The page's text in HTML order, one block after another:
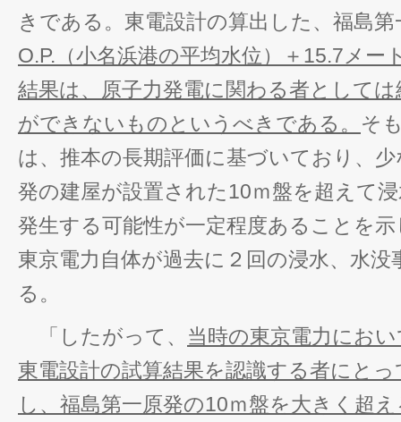
きである。東電設計の算出した、福島第
O.P.（小名浜港の平均水位）＋15.7メー
結果は、原子力発電に関わる者として
ができないものというべきである。 そ
は、推本の長期評価に基づいており、
発の建屋が設置された10ｍ盤を超えて
発生する可能性が一定程度あることを
東京電力自体が過去に２回の浸水、水
る。
「したがって、 当時の東京電力にお
東電設計の試算結果を認識する者にと
し、福島第一原発の10ｍ盤を大きく超